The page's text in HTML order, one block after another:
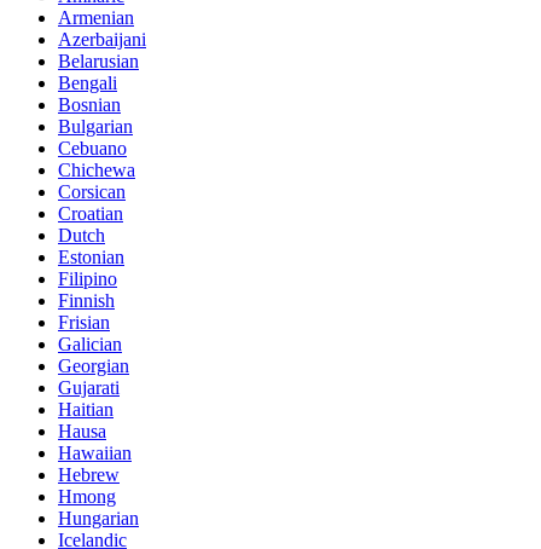
Armenian
Azerbaijani
Belarusian
Bengali
Bosnian
Bulgarian
Cebuano
Chichewa
Corsican
Croatian
Dutch
Estonian
Filipino
Finnish
Frisian
Galician
Georgian
Gujarati
Haitian
Hausa
Hawaiian
Hebrew
Hmong
Hungarian
Icelandic